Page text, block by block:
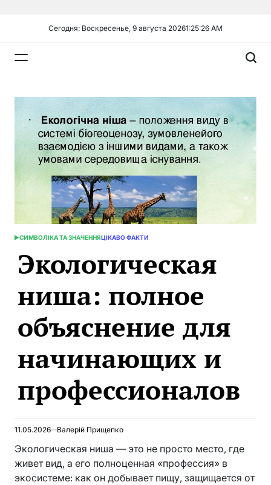
содержимому
Сегодня: Воскресенье, 9 августа 20261:25:27 AM
ОПУБЛИКОВАНО
СИМВОЛІКА ТА ЗНАЧЕННЯЦІКАВО ФАКТИ
Экологическая
ниша: полное
объяснение для
начинающих и
профессионалов
11.05.2026 Валерій Прищепко
Экологическая ниша — это не просто место, где
живет вид, а его полноценная «профессия» в
экосистеме: как он добывает пищу, защищается от